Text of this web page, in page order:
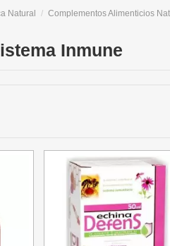
Natural Complementos Alimenticios
Inmune